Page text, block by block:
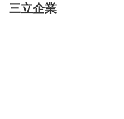
三立企業